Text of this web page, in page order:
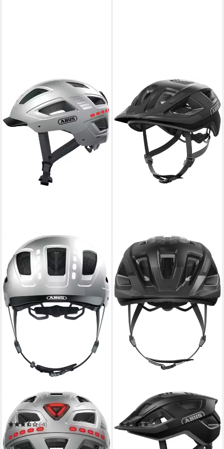
ABUS
Fahrradhelm HYBAN 2.0 LED
(4)
ab 112,99 € UVP129,95 €
-13%
Fahrradhelm Aduro 3.0 LED
(1)
ab 84,99 € UVP 99,95 €